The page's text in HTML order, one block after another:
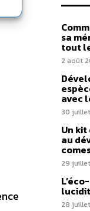
sa
tout
2 août
avec
30
Un
au
29
28